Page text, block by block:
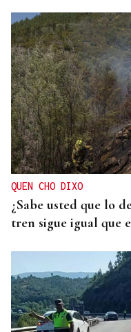
QUEN CHO DIXO
¿Sabe usted que lo
tren sigue igual que